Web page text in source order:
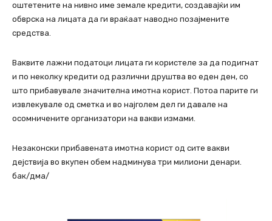
оштетените на нивно име земале кредити, создавајќи им
обврска на лицата да ги враќаат наводно позајмените
средства.
Ваквите лажни податоци лицата ги користеле за да подигнат
и по неколку кредити од различни друштва во еден ден, со
што прибавувале значителна имотна корист. Потоа парите ги
извлекувале од сметка и во најголем дел ги давале на
осомничените организатори на вакви измами.
Незаконски прибавената имотна корист од сите вакви
дејствија во вкупен обем надминува три милиони денари.
бак/дма/